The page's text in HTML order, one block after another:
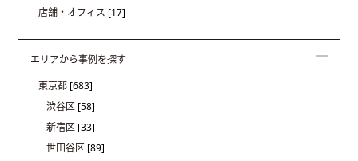
店舗・オフィス [17]
エリアから事例を探す
東京都 [683]
渋谷区 [58]
新宿区 [33]
世田谷区 [89]